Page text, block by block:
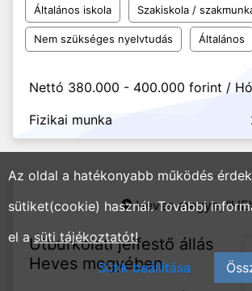
Általános iskola Szakiskola /
Nem szükséges nyelvtudás Általános
Nettó 380.000 - 400.000 forint /
Fizikai munka
Heves megye,
Útburkolati jelfestő állás
Heves megyében
Az oldal a hatékonyabb működés
sütiket(cookie) használ. További
el asüti tájékoztatót!
Sütik beállítása